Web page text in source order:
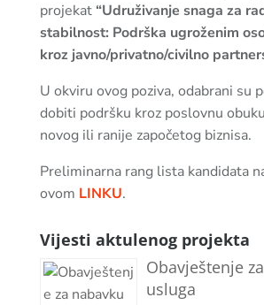
projekat “Udruživanje snaga za
stabilnost: Podrška ugroženim
kroz javno/privatno/civilno
U okviru ovog poziva, odabrani su
dobiti podršku kroz poslovnu
novog ili ranije započetog biznisa.
Preliminarna rang lista kandidata
ovom LINKU.
Vijesti aktulenog projekta
Obavještenje
usluga